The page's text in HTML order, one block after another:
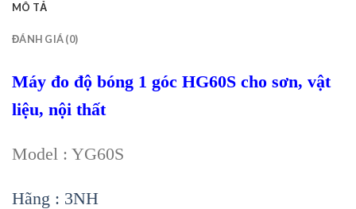
MÔ TẢ
ĐÁNH GIÁ (0)
Máy đo độ bóng 1 góc HG60S cho sơn, vật
liệu, nội thất
Model : YG60S
Hãng : 3NH